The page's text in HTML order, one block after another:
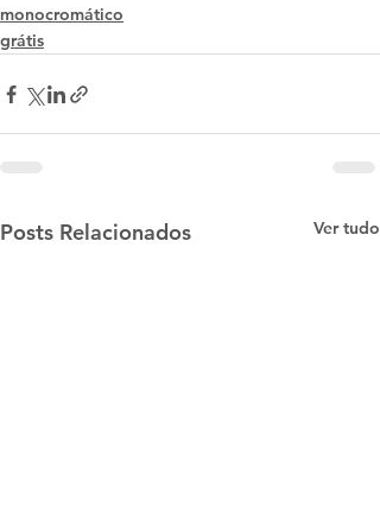
monocromático
grátis
Posts Relacionados Ver tudo